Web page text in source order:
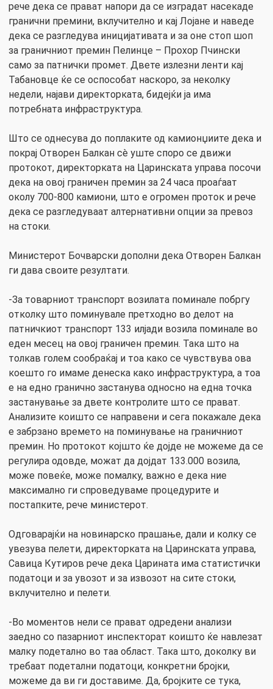
рече дека се прават напори да се изградат насекаде
гранични премини, вклучително и кај Лојане и наведе
дека се разгледува иницијативата и за оне стоп шоп
за граничниот премин Пелинце – Прохор Пчински
само за патнички промет. Двете излезни ленти кај
Табановце ќе се оспособат наскоро, за неколку
недели, најави директорката, бидејќи ја има
потребната инфраструктура.
Што се однесува до поплаките од камионџиите дека и
покрај Отворен Балкан сè уште споро се движи
протокот, директорката на Царинската управа посочи
дека на овој граничен премин за 24 часа проаѓаат
околу 700-800 камиони, што е огромен проток и рече
дека се разгледуваат алтернативни опции за превоз
на стоки.
Министерот Бочварски дополни дека Отворен Балкан
ги дава своите резултати.
-За товарниот транспорт возилата поминале побргу
отколку што поминувале претходно во делот на
патничкиот транспорт 133 илјади возила поминале во
еден месец на овој граничен премин. Така што на
толкав голем сообраќај и тоа како се чувствува ова
коешто го имаме денеска како инфраструктура, а тоа
е на едно гранично застанува односно на една точка
застанување за двете контролите што се прават.
Анализите коишто се направени и сега покажале дека
е забрзано времето на поминување на граничниот
премин. Но протокот којшто ќе дојде не можеме да се
регулира одовде, можат да дојдат 133.000 возила,
може повеќе, може помалку, важно е дека ние
максимално ги спроведуваме процедурите и
постапките, рече министерот.
Одговарајќи на новинарско прашање, дали и колку се
увезува пелети, директорката на Царинската управа,
Савица Кутиров рече дека Царината има статистички
податоци и за увозот и за извозот на сите стоки,
вклучително и пелети.
-Во моментов нели се прават одредени анализи
заедно со пазарниот инспекторат коишто ќе навлезат
малку подетално во таа област. Така што, дoколку ви
требаат подетални податоци, конкретни бројки,
можеме да ви ги доставиме. Да, бројките се тука,